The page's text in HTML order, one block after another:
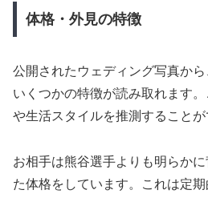
体格・外見の特徴
公開されたウェディング写真か
いくつかの特徴が読み取れます
や生活スタイルを推測することが
お相手は熊谷選手よりも明らか
た体格をしています。これは定